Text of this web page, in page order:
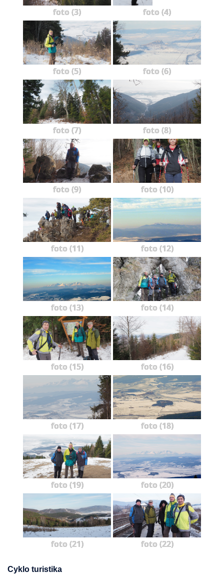
foto (3) foto (4)
foto (5) foto (6)
foto (7) foto (8)
foto (9) foto (10)
foto (11) foto (12)
foto (13) foto (14)
foto (15) foto (16)
foto (17) foto (18)
foto (19) foto (20)
foto (21) foto (22)
Cyklo turistika